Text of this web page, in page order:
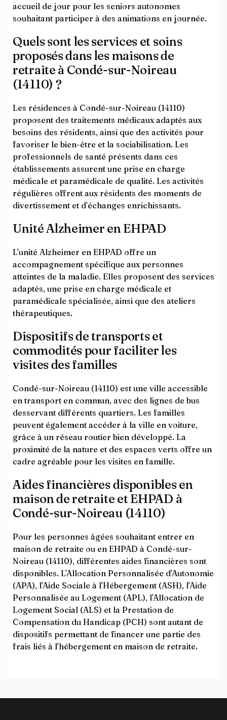
accueil de jour pour les seniors autonomes
souhaitant participer à des animations en journée.
Quels sont les services et soins
proposés dans les maisons de
retraite à Condé-sur-Noireau
(14110) ?
Les résidences à Condé-sur-Noireau (14110)
proposent des traitements médicaux adaptés aux
besoins des résidents, ainsi que des activités pour
favoriser le bien-être et la sociabilisation. Les
professionnels de santé présents dans ces
établissements assurent une prise en charge
médicale et paramédicale de qualité. Les activités
régulières offrent aux résidents des moments de
divertissement et d'échanges enrichissants.
Unité Alzheimer en EHPAD
L'unité Alzheimer en EHPAD offre un
accompagnement spécifique aux personnes
atteintes de la maladie. Elles proposent des services
adaptés, une prise en charge médicale et
paramédicale spécialisée, ainsi que des ateliers
thérapeutiques.
Dispositifs de transports et
commodités pour faciliter les
visites des familles
Condé-sur-Noireau (14110) est une ville accessible
en transport en commun, avec des lignes de bus
desservant différents quartiers. Les familles
peuvent également accéder à la ville en voiture,
grâce à un réseau routier bien développé. La
proximité de la nature et des espaces verts offre un
cadre agréable pour les visites en famille.
Aides financières disponibles en
maison de retraite et EHPAD à
Condé-sur-Noireau (14110)
Pour les personnes âgées souhaitant entrer en
maison de retraite ou en EHPAD à Condé-sur-
Noireau (14110), différentes aides financières sont
disponibles. L'Allocation Personnalisée d'Autonomie
(APA), l'Aide Sociale à l'Hébergement (ASH), l'Aide
Personnalisée au Logement (APL), l'Allocation de
Logement Social (ALS) et la Prestation de
Compensation du Handicap (PCH) sont autant de
dispositifs permettant de financer une partie des
frais liés à l'hébergement en maison de retraite.